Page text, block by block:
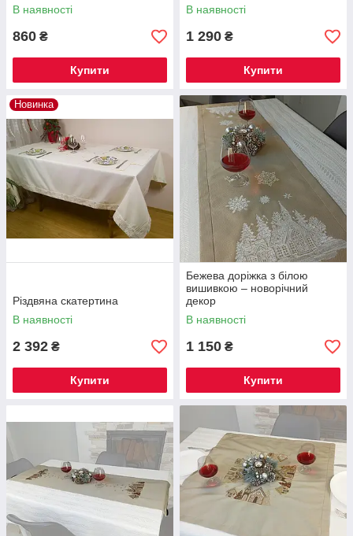
В наявності
860 ₴
Купити
В наявності
1 290 ₴
Купити
Новинка
Різдвяна скатертина
В наявності
2 392 ₴
Купити
Бежева доріжка з білою
вишивкою – новорічний
декор
В наявності
1 150 ₴
Купити